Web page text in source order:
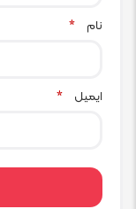
نام *
ایمیل *